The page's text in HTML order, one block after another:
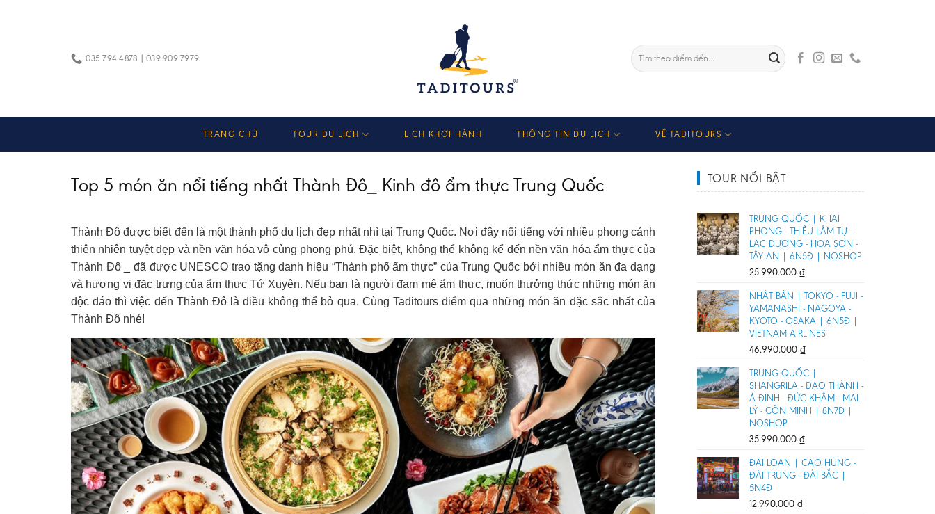
035 794 4878 | 039 909 7979
Tìm
kiếm:
TRANG CHỦ TOUR DU LỊCH LỊCH KHỞI HÀNH THÔNG TIN DU LỊCH VỀ TADITOURS
Top 5 món ăn nổi tiếng nhất Thành Đô_ Kinh đô ẩm thực Trung Quốc
Thành Đô được biết đến là một thành phố du lịch đẹp nhất nhì tại Trung Quốc. Nơi đây nổi tiếng với nhiều phong cảnh
thiên nhiên tuyệt đẹp và nền văn hóa vô cùng phong phú. Đặc biệt, không thể không kể đến nền văn hóa ẩm thực của
Thành Đô _ đã được UNESCO trao tặng danh hiệu “Thành phố ẩm thực” của Trung Quốc bởi nhiều món ăn đa dạng
và hương vị đặc trưng của ẩm thực Tứ Xuyên. Nếu bạn là người đam mê ẩm thực, muốn thưởng thức những món ăn
độc đáo thì việc đến Thành Đô là điều không thể bỏ qua. Cùng Taditours điểm qua những món ăn đặc sắc nhất của
Thành Đô nhé!
TOUR NỔI BẬT
TRUNG QUỐC | KHAI
PHONG - THIẾU LÂM TỰ -
LẠC DƯƠNG - HOA SƠN -
TÂY AN | 6N5Đ | NOSHOP
25.990.000 ₫
NHẬT BẢN | TOKYO - FUJI -
YAMANASHI - NAGOYA -
KYOTO - OSAKA | 6N5Đ |
VIETNAM AIRLINES
46.990.000 ₫
TRUNG QUỐC |
SHANGRILA - ĐẠO THÀNH -
Á ĐINH - ĐỨC KHÂM - MAI
LÝ - CÔN MINH | 8N7Đ |
NOSHOP
35.990.000 ₫
ĐÀI LOAN | CAO HÙNG -
ĐÀI TRUNG - ĐÀI BẮC |
5N4Đ
12.990.000 ₫